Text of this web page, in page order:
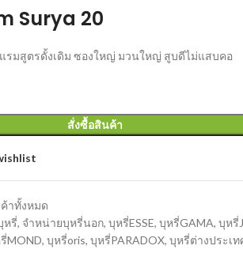
Surya 20
แรมสูตรดั้งเดิม ซองใหญ่ มวนใหญ่ สูบดีไม่แสบคอ
สั่งซื้อสินค้า
าทั้งหมด
หรี่, จำหน่ายบุหรี่นอก, บุหรี่ESSE, บุหรี่GAMA, บุหรี่
MOND, บุหรี่oris, บุหรี่PARADOX, บุหรี่ต่างประเท